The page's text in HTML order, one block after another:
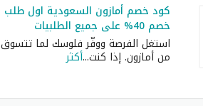
كود خصم أمازون السعودية اول طلب
خصم 40% على جميع الطلبيات
استغل الفرصة ووفّر فلوسك لما تتسوق
من أمازون. إذا كنت...أكثر